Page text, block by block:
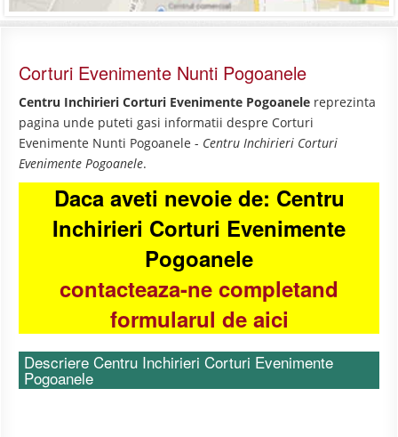
Corturi Evenimente Nunti Pogoanele
Centru Inchirieri Corturi Evenimente Pogoanele reprezinta
pagina unde puteti gasi informatii despre Corturi
Evenimente Nunti Pogoanele - Centru Inchirieri Corturi
Evenimente Pogoanele.
Daca aveti nevoie de: Centru
Inchirieri Corturi Evenimente
Pogoanele
contacteaza-ne completand
formularul de aici
Descriere Centru Inchirieri Corturi Evenimente
Pogoanele